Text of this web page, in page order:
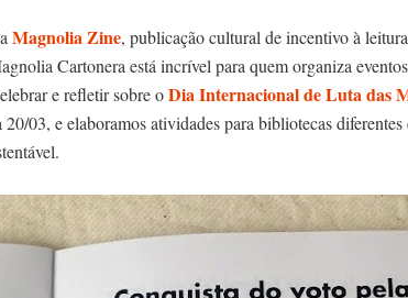
Magnolia Zine, publicação cultural de incentivo à
Cartonera está incrível para quem organiza
e refletir sobre oDia Internacional de Luta das
03, e elaboramos atividades para bibliotecas